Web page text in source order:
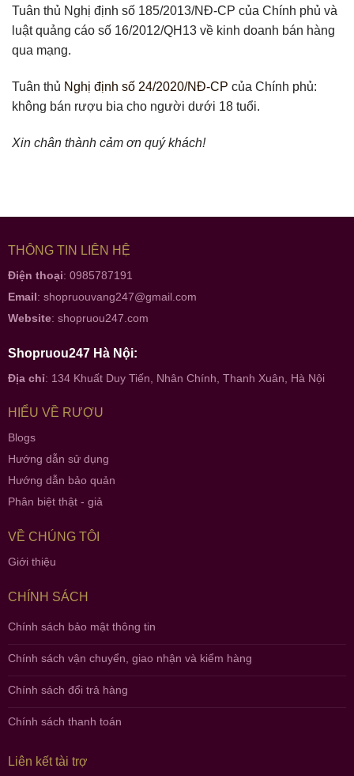
Tuân thủ Nghị định số 185/2013/NĐ-CP của Chính phủ và
luật quảng cáo số 16/2012/QH13 về kinh doanh bán hàng
qua mạng.
Tuân thủ Nghị định số 24/2020/NĐ-CP của Chính phủ:
không bán rượu bia cho người dưới 18 tuổi.
Xin chân thành cảm ơn quý khách!
THÔNG TIN LIÊN HỆ
Điện thoại: 0985787191
Email: shopruouvang247@gmail.com
Website: shopruou247.com
Shopruou247 Hà Nội:
Địa chỉ: 134 Khuất Duy Tiến, Nhân Chính, Thanh Xuân, Hà Nội
HIỂU VỀ RƯỢU
Blogs
Hướng dẫn sử dụng
Hướng dẫn bảo quản
Phân biệt thật - giả
VỀ CHÚNG TÔI
Giới thiệu
CHÍNH SÁCH
Chính sách bảo mật thông tin
Chính sách vận chuyển, giao nhận và kiểm hàng
Chính sách đổi trả hàng
Chính sách thanh toán
Liên kết tài trợ